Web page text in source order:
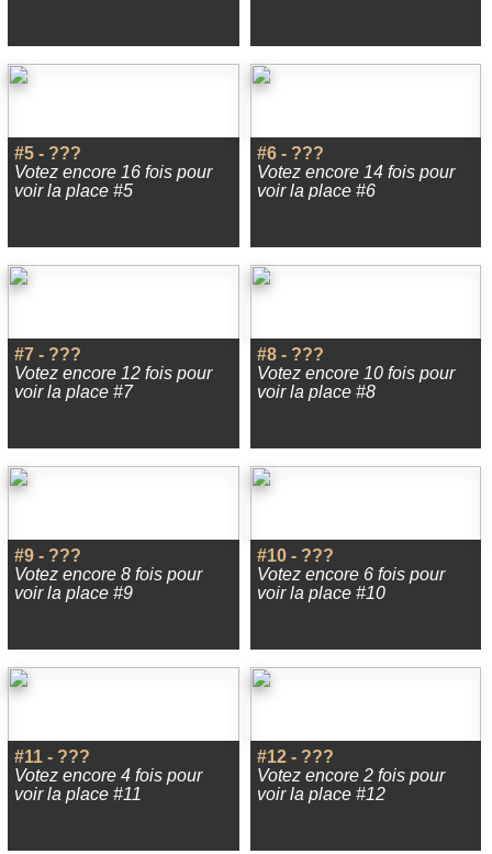
#5 - ???
Votez encore 16 fois pour
voir la place #5
#6 - ???
Votez encore 14 fois pour
voir la place #6
#7 - ???
Votez encore 12 fois pour
voir la place #7
#8 - ???
Votez encore 10 fois pour
voir la place #8
#9 - ???
Votez encore 8 fois pour
voir la place #9
#10 - ???
Votez encore 6 fois pour
voir la place #10
#11 - ???
Votez encore 4 fois pour
voir la place #11
#12 - ???
Votez encore 2 fois pour
voir la place #12